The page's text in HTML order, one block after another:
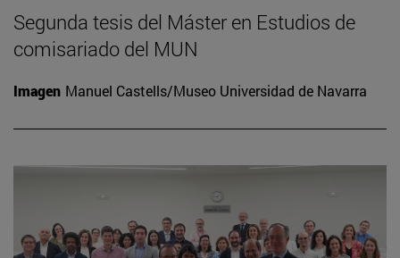
Segunda tesis del Máster en Estudios de
comisariado del MUN
Imagen Manuel Castells/Museo Universidad de Navarra